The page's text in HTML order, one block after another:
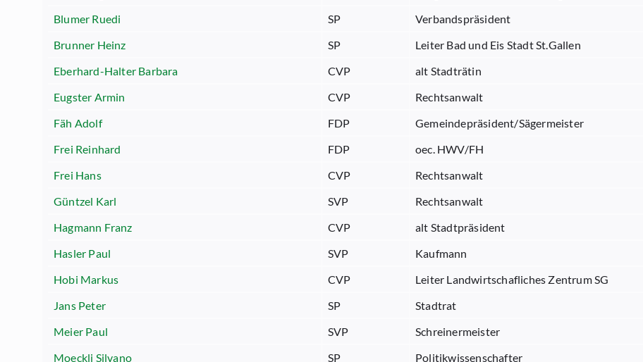
Blumer Ruedi
SP
Verbandspräsident
Brunner Heinz
SP
Leiter Bad und Eis Stadt St.Gallen
Eberhard-Halter Barbara
CVP
alt Stadträtin
Eugster Armin
CVP
Rechtsanwalt
Fäh Adolf
FDP
Gemeindepräsident/Sägermeister
Frei Reinhard
FDP
oec. HWV/FH
Frei Hans
CVP
Rechtsanwalt
Güntzel Karl
SVP
Rechtsanwalt
Hagmann Franz
CVP
alt Stadtpräsident
Hasler Paul
SVP
Kaufmann
Hobi Markus
CVP
Leiter Landwirtschafliches Zentrum SG
Jans Peter
SP
Stadtrat
Meier Paul
SVP
Schreinermeister
Moeckli Silvano
SP Politikwissenschafter